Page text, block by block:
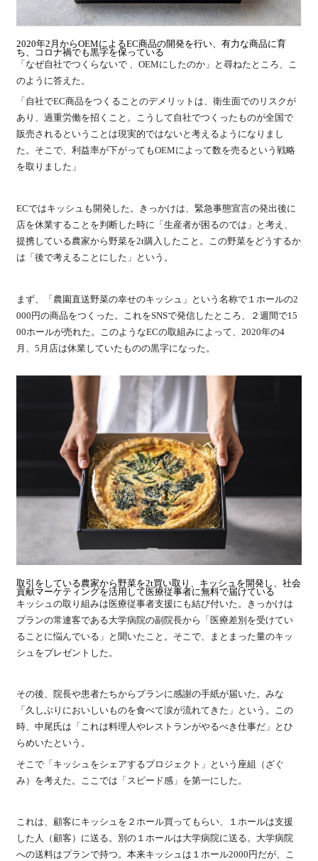
2020年2月からOEMによるEC商品の開発を行い、有力な商品に育
ち、コロナ禍でも黒字を保っている
「なぜ自社でつくらないで 、OEMにしたのか」と尋ねたところ、こ
のように答えた。
「自社でEC商品をつくることのデメリットは、衛生面でのリスクが
あり、過重労働を招くこと。こうして自社でつくったものが全国で
販売されるということは現実的ではないと考えるようになりまし
た。そこで、利益率が下がってもOEMによって数を売るという戦略
を取りました」
ECではキッシュも開発した。きっかけは、緊急事態宣言の発出後に
店を休業することを判断した時に「生産者が困るのでは」と考え、
提携している農家から野菜を2t購入したこと。この野菜をどうするか
は「後で考えることにした」という。
まず、「農園直送野菜の幸せのキッシュ」という名称で１ホールの2
000円の商品をつくった。これをSNSで発信したところ、２週間で15
00ホールが売れた。このようなECの取組みによって、2020年の4
月、5月店は休業していたものの黒字になった。
取引をしている農家から野菜を2t買い取り、キッシュを開発し、社会
貢献マーケティングを活用して医療従事者に無料で届けている
キッシュの取り組みは医療従事者支援にも結び付いた。きっかけは
プランの常連客である大学病院の副院長から「医療差別を受けてい
ることに悩んでいる」と聞いたこと。そこで、まとまった量のキッ
シュをプレゼントした。
その後、院長や患者たちからプランに感謝の手紙が届いた。みな
「久しぶりにおいしいものを食べて涙が流れてきた」という。この
時、中尾氏は「これは料理人やレストランがやるべき仕事だ」とひ
らめいたという。
そこで「キッシュをシェアするプロジェクト」という座組（ざぐ
み）を考えた。ここでは「スピード感」を第一にした。
これは、顧客にキッシュを２ホール買ってもらい、１ホールは支援
した人（顧客）に送る。別の１ホールは大学病院に送る。大学病院
への送料はプランで持つ。本来キッシュは１ホール2000円だが、こ